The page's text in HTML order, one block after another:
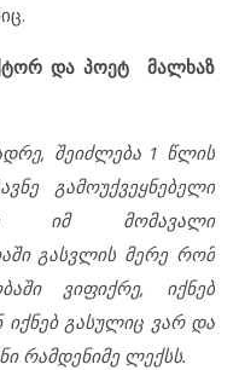
და პოეტ მალხაზ
შეიძლება 1 წლის
გამოუქვეყნებელი
იმ მომავალი
გასვლის მერე რომ
ვიფიქრე, იქნებ
იქნებ გასულიც ვარ და
რამდენიმე ლექსს.